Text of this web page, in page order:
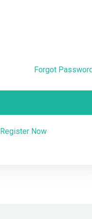
Forgot
Register Now